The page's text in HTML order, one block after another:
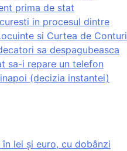
prima de stat
in procesul dintre
si Curtea de Conturi
sa despagubeasca
sa-i repare un telefon
(decizia instantei)
lei și euro, cu dobânzi